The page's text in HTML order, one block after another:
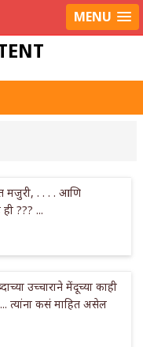
Password
MENU
आहे
मजुरी, . . . . आणि
??? ...
उच्चाराने मेंदूच्या काही
त्यांना कसं माहित असेल